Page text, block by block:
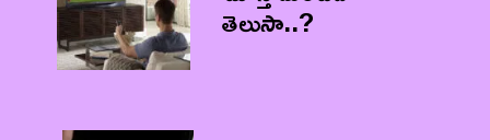
తెలుసా..?